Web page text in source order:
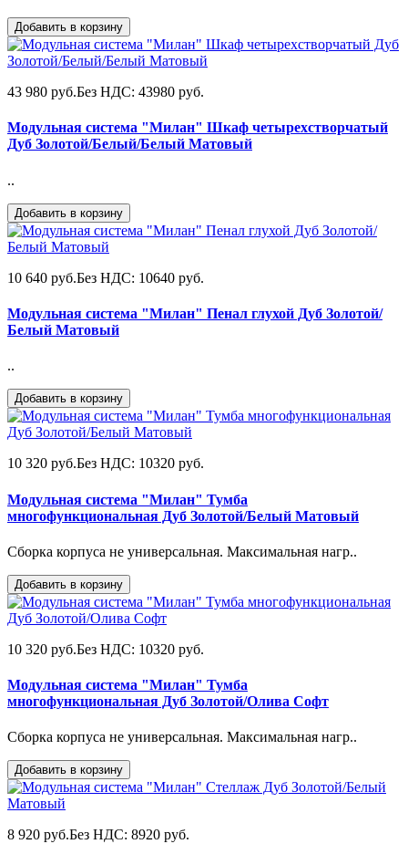
Добавить в корзину
43 980 руб.Без НДС: 43980 руб.
Модульная система "Милан" Шкаф четырехстворчатый
Дуб Золотой/Белый/Белый Матовый
..
Добавить в корзину
10 640 руб.Без НДС: 10640 руб.
Модульная система "Милан" Пенал глухой Дуб Золотой/
Белый Матовый
..
Добавить в корзину
10 320 руб.Без НДС: 10320 руб.
Модульная система "Милан" Тумба
многофункциональная Дуб Золотой/Белый Матовый
Сборка корпуса не универсальная. Максимальная нагр..
Добавить в корзину
10 320 руб.Без НДС: 10320 руб.
Модульная система "Милан" Тумба
многофункциональная Дуб Золотой/Олива Софт
Сборка корпуса не универсальная. Максимальная нагр..
Добавить в корзину
8 920 руб.Без НДС: 8920 руб.